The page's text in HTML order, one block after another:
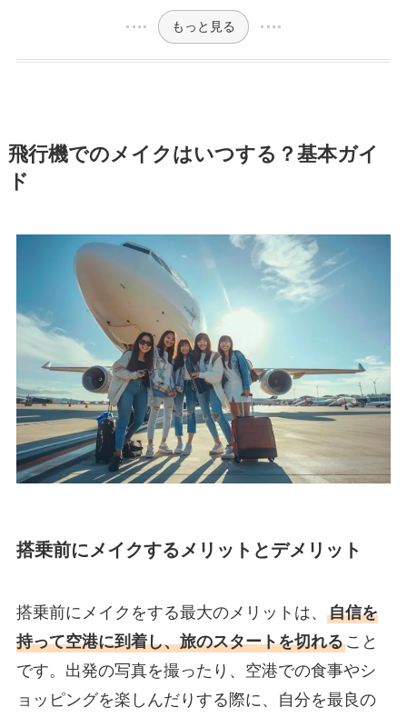
もっと見る
飛行機でのメイクはいつする？基本ガイ
ド
搭乗前にメイクするメリットとデメリット
搭乗前にメイクをする最大のメリットは、 自信を
持って空港に到着し、旅のスタートを切れること
です。出発の写真を撮ったり、空港での食事やシ
ョッピングを楽しんだりする際に、自分を最良の